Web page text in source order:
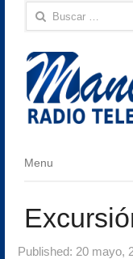
Buscar:
Menu
Menu
Published: 20 mayo,